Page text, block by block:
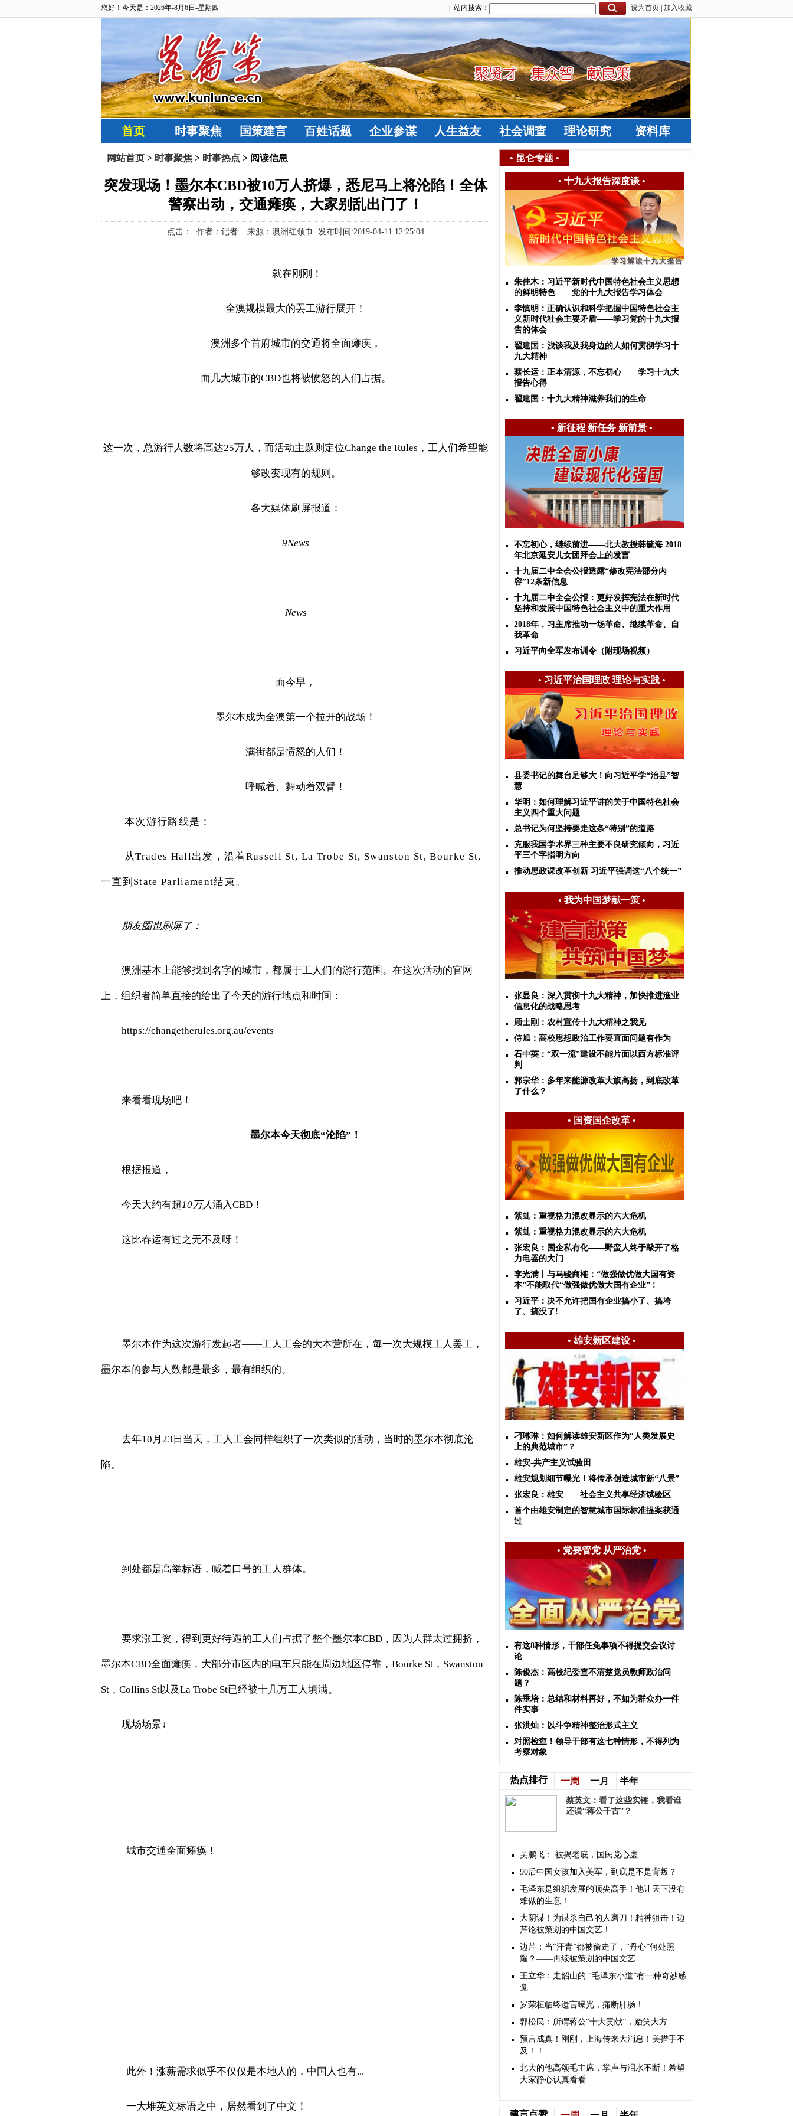
您好！今天是：2026年-8月6日-星期四 设为首页 加入收藏
| 站内搜索：
首页 时事聚焦 国策建言 百姓话题 企业参谋 人生益友 社会调查 理论研究 资料库
网站首页 > 时事聚焦 > 时事热点 > 阅读信息
突发现场！墨尔本CBD被10万人挤爆，悉尼马上将沦陷！全体
警察出动，交通瘫痪，大家别乱出门了！
点击： 作者：记者 来源：澳洲红领巾 发布时间:2019-04-11 12:25:04
就在刚刚！
全澳规模最大的罢工游行展开！
澳洲多个首府城市的交通将全面瘫痪，
而几大城市的CBD也将被愤怒的人们占据。
这一次，总游行人数将高达25万人，而活动主题则定位Change the Rules ，工人们希望能
够改变现有的规则。
各大媒体刷屏报道：
9News
News
而今早，
墨尔本成为全澳第一个拉开的战场！
满街都是愤怒的人们！
呼喊着、舞动着双臂！
本次游行路线是：
从Trades Hall出发，沿着Russell St, La Trobe St, Swanston St, Bourke St,
一直到 State Parliament结束。
朋友圈也刷屏了：
澳洲基本上能够找到名字的城市，都属于工人们的游行范围。在这次活动的官网
上，组织者简单直接的给出了今天的游行地点和时间：
https://changetherules.org.au/events
来看看现场吧！
墨尔本今天彻底“沦陷” ！
根据报道，
今天大约有超10万人涌入CBD！
这比春运有过之无不及呀！
墨尔本作为这次游行发起者——工人工会的大本营所在，每一次大规模工人罢工，
墨尔本的参与人数都是最多，最有组织的。
去年10 月 23 日当天，工人工会同样组织了一次类似的活动，当时的墨尔本彻底沦
陷。
到处都是高举标语，喊着口号的工人群体。
要求涨工资，得到更好待遇的工人们占据了整个墨尔本CBD，因为人群太过拥挤，
墨尔本CBD全面瘫痪，大部分市区内的电车只能在周边地区停靠， Bourke St ， Swanston
St ， Collins St以及La Trobe St已经被十几万工人填满。
现场场景↓
城市交通全面瘫痪！
此外！涨薪需求似乎不仅仅是本地人的，中国人也有...
一大堆英文标语之中，居然看到了中文！
• 昆仑专题 •
• 十九大报告深度谈•
朱佳木：习近平新时代中国特色社会主义思想
的鲜明特色——党的十九大报告学习体会
李慎明：正确认识和科学把握中国特色社会主
义新时代社会主要矛盾——学习党的十九大报
告的体会
翟建国：浅谈我及我身边的人如何贯彻学习十
九大精神
蔡长运：正本清源，不忘初心——学习十九大
报告心得
翟建国：十九大精神滋养我们的生命
• 新征程 新任务 新前景•
不忘初心，继续前进——北大教授韩毓海 2018
年北京延安儿女团拜会上的发言
十九届二中全会公报透露“修改宪法部分内
容”12条新信息
十九届二中全会公报：更好发挥宪法在新时代
坚持和发展中国特色社会主义中的重大作用
2018年，习主席推动一场革命、继续革命、自
我革命
习近平向全军发布训令（附现场视频）
• 习近平治国理政 理论与实践•
县委书记的舞台足够大！向习近平学“治县”智
慧
华明：如何理解习近平讲的关于中国特色社会
主义四个重大问题
总书记为何坚持要走这条“特别”的道路
克服我国学术界三种主要不良研究倾向，习近
平三个字指明方向
推动思政课改革创新 习近平强调这“八个统一”
• 我为中国梦献一策•
张显良：深入贯彻十九大精神，加快推进渔业
信息化的战略思考
顾士刚：农村宣传十九大精神之我见
侍旭：高校思想政治工作要直面问题有作为
石中英：“双一流”建设不能片面以西方标准评
判
郭宗华：多年来能源改革大旗高扬，到底改革
了什么？
• 国资国企改革•
紫虬：重视格力混改显示的六大危机
紫虬：重视格力混改显示的六大危机
张宏良：国企私有化——野蛮人终于敲开了格
力电器的大门
李光满丨与马骏商榷：“做强做优做大国有资
本”不能取代“做强做优做大国有企业” !
习近平：决不允许把国有企业搞小了、搞垮
了、搞没了!
• 雄安新区建设•
刁琳琳：如何解读雄安新区作为“人类发展史
上的典范城市”？
雄安-共产主义试验田
雄安规划细节曝光！将传承创造城市新“八景”
张宏良：雄安——社会主义共享经济试验区
首个由雄安制定的智慧城市国际标准提案获通
过
• 党要管党 从严治党•
有这8种情形，干部任免事项不得提交会议讨
论
陈俊杰：高校纪委查不清楚党员教师政治问
题？
陈垂培：总结和材料再好，不如为群众办一件
件实事
张洪灿：以斗争精神整治形式主义
对照检查！领导干部有这七种情形，不得列为
考察对象
热点排行 一周 一月 半年
蔡英文：看了这些实锤，我看谁
还说“蒋公千古”？
吴鹏飞： 被揭老底，国民党心虚
90后中国女孩加入美军，到底是不是背叛？
毛泽东是组织发展的顶尖高手！他让天下没有
难做的生意！
大阴谋！为谋杀自己的人磨刀！精神狙击！边
芹论被策划的中国文艺！
边芹：当“汗青”都被偷走了，“丹心”何处照
耀？——再续被策划的中国文艺
王立华：走韶山的 “毛泽东小道”有一种奇妙感
觉
罗荣桓临终遗言曝光，痛断肝肠！
郭松民：所谓蒋公“十大贡献”，贻笑大方
预言成真！刚刚，上海传来大消息！美措手不
及！！
北大的他高颂毛主席，掌声与泪水不断！希望
大家静心认真看看
建言点赞